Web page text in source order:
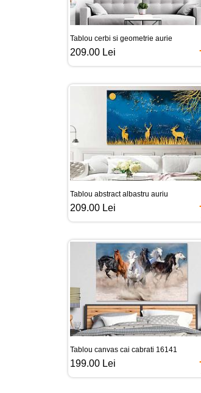
Tablou cerbi si geometrie aurie
209.00 Lei
Tablou abstract albastru auriu
209.00 Lei
Tablou canvas cai cabrati 16141
199.00 Lei